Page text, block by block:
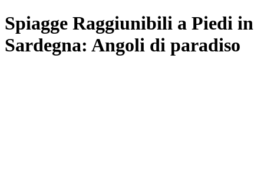
Spiagge Raggiunibili a Piedi in
Sardegna: Angoli di paradiso